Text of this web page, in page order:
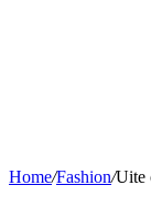
Home/Fashion/Uite